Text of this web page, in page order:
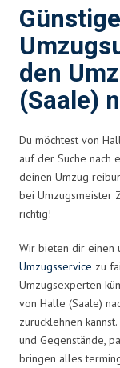
den
(Saale)
Du möchtest von
auf der Suche nach
deinen Umzug
bei Umzugsmeister
richtig!
Wir bieten dir einen
Umzugsservice zu
Umzugsexperten
von Halle (Saale)
zurücklehnen
und Gegenstände,
bringen alles